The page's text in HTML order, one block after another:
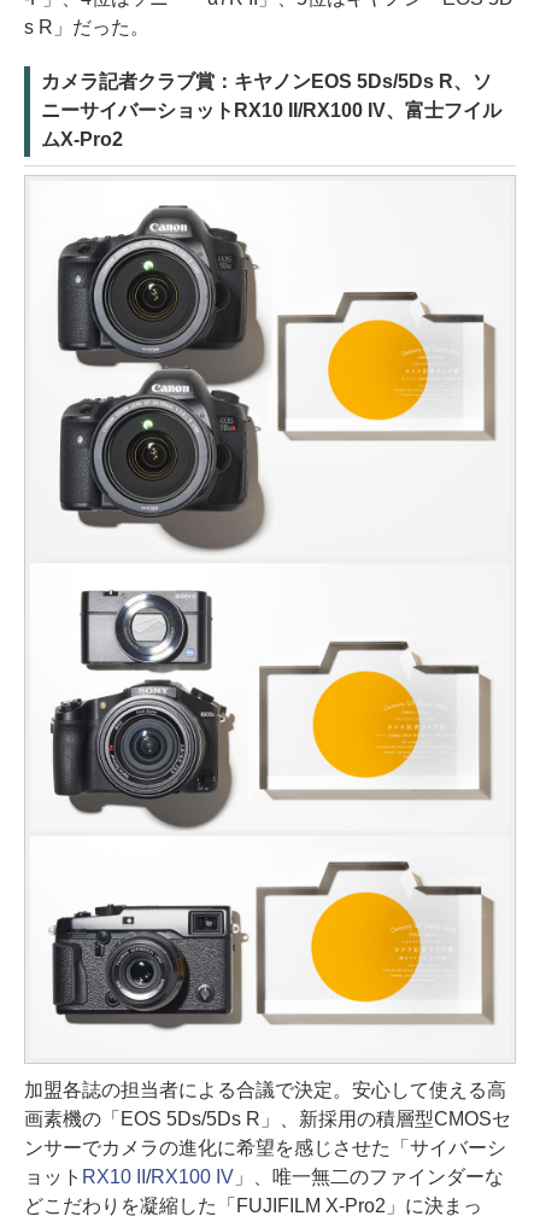
s R」だった。
カメラ記者クラブ賞：キヤノンEOS 5Ds/5Ds R、ソ
ニーサイバーショットRX10 II/RX100 IV、富士フイル
ムX-Pro2
加盟各誌の担当者による合議で決定。安心して使える高
画素機の「EOS 5Ds/5Ds R」、新採用の積層型CMOSセ
ンサーでカメラの進化に希望を感じさせた「サイバーシ
ョット RX10 II /RX100 IV」、唯一無二のファインダーな
どこだわりを凝縮した「FUJIFILM X-Pro2」に決まっ